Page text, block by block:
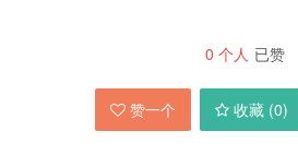
经建立了世界一流的研发团队
各地设有多个分支机构，为广
疗服务。
0 个人 已赞
赞一个 收藏 (0)